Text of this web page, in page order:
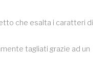
che esalta i caratteri di
tagliati grazie ad un